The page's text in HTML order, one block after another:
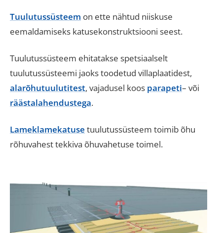
Tuulutussüsteem on ette nähtud niiskuse
eemaldamiseks katusekonstruktsiooni seest.
Tuulutussüsteem ehitatakse spetsiaalselt
tuulutussüsteemi jaoks toodetud villaplaatidest,
alarõhutuulutitest, vajadusel koos parapeti– või
räästalahendustega.
Lameklamekatuse tuulutussüsteem toimib õhu
rõhuvahest tekkiva õhuvahetuse toimel.